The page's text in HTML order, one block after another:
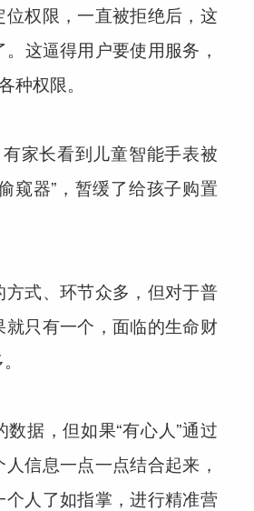
权限，一直被拒绝后，这
这逼得用户要使用服务，
种权限。
有家长看到儿童智能手表被
窥器”，暂缓了给孩子购置
式、环节众多，但对于普
只有一个，面临的生命财
据，但如果“有心人”通过
信息一点一点结合起来，
个人了如指掌，进行精准营